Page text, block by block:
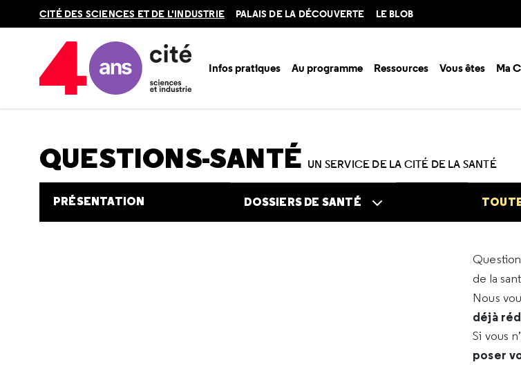
en
CITÉ DES SCIENCES ET DE L'INDUSTRIE PALAIS DE LA DÉCOUVERTE LE BLOB
Infos pratiques Au programme Ressources Vous êtes Ma
Accueil Au programme
QUESTIONS-SANTÉ UN SERVICE DE LA CITÉ DE LA SANTÉ
PRÉSENTATION DOSSIERS DE SANTÉ
de la
Nous
déjà
Si vous
poser